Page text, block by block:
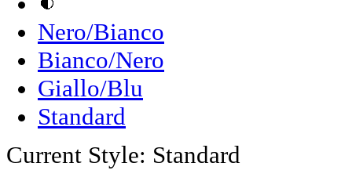
Nero/Bianco
Bianco/Nero
Giallo/Blu
Standard
Current Style: Standard